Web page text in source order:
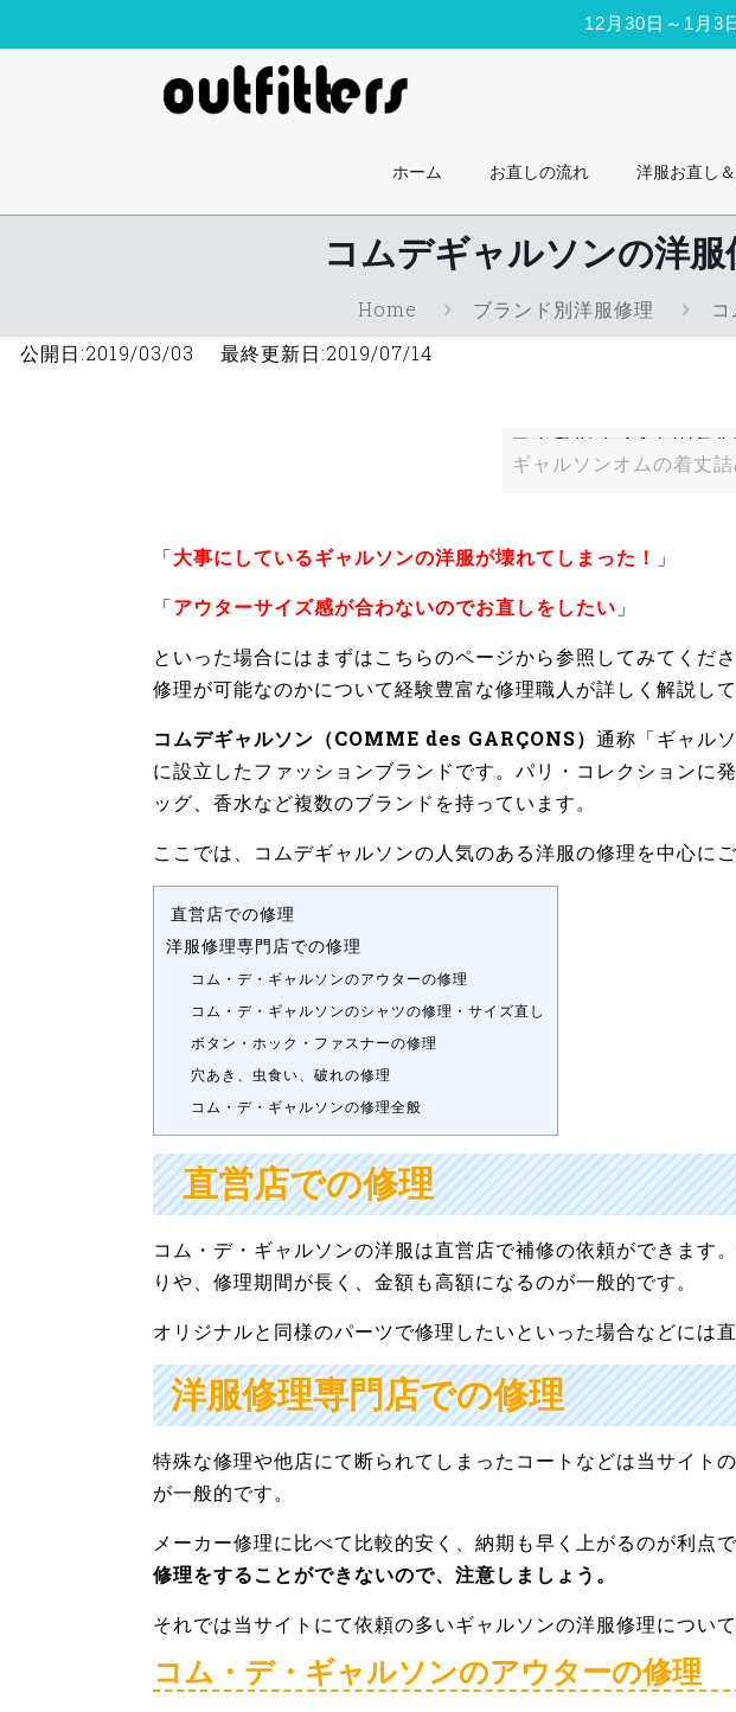
12月30日～1月3
ホーム お直しの流れ 洋服お直し
コムデギャルソンの洋
Home ブランド別洋服修理
公開日:2019/03/03 最終更新日:2019/07/14
ギャルソンオムの着丈詰
「大事にしているギャルソンの洋服が壊れてしまった！ 」
「アウターサイズ感が合わないのでお直しをしたい 」
といった場合にはまずはこちらのページから参照してみてくだ
修理が可能なのかについて経験豊富な修理職人が詳しく解説して
コムデギャルソン（COMME des GARÇONS）通称「ギャル
に設立したファッションブランドです。パリ・コレクションに
ッグ、香水など複数のブランドを持っています。
ここでは、コムデギャルソンの人気のある洋服の修理を中心にご
直営店での修理
洋服修理専門店での修理
コム・デ・ギャルソンのアウターの修理
コム・デ・ギャルソンのシャツの修理・サイズ直し
ボタン・ホック・ファスナーの修理
穴あき、虫食い、破れの修理
コム・デ・ギャルソンの修理全般
直営店での修理
コム・デ・ギャルソンの洋服は直営店で補修の依頼ができます
りや、修理期間が長く、金額も高額になるのが一般的です。
オリジナルと同様のパーツで修理したいといった場合などには
洋服修理専門店での修理
特殊な修理や他店にて断られてしまったコートなどは当サイト
が一般的です。
メーカー修理に比べて比較的安く、納期も早く上がるのが利点
修理をすることができないので、注意しましょう。
それでは当サイトにて依頼の多いギャルソンの洋服修理につい
コム・デ・ギャルソンのアウターの修理